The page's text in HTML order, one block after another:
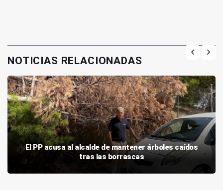
NOTICIAS RELACIONADAS
El PP acusa al alcalde de mantener árboles caídos
tras las borrascas